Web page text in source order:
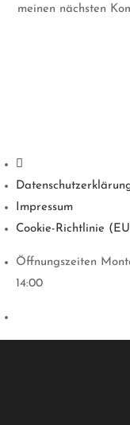
meinen nächsten
Impressum
Cookie-Richtlinie
Öffnungszeiten
14:00